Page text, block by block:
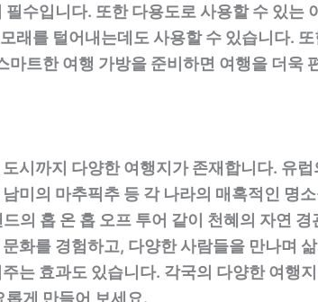
수입니다. 또한 다용도로 사용할 수 있는
래를 털어내는데도 사용할 수 있습니다.
트한 여행 가방을 준비하면 여행을 더욱
시까지 다양한 여행지가 존재합니다. 유
미의 마추픽추 등 각 나라의 매혹적인 명
의 홉 온 홉 오프 투어 같이 천혜의 자연
화를 경험하고, 다양한 사람들을 만나며
는 효과도 있습니다. 각국의 다양한 여행
게 만들어 보세요.